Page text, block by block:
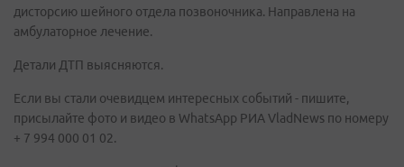
дисторсию шейного отдела позвоночника. Направлена на
амбулаторное лечение.
Детали ДТП выясняются.
Если вы стали очевидцем интересных событий - пишите,
присылайте фото и видео в WhatsApp РИА VladNews по номеру
+ 7 994 000 01 02.